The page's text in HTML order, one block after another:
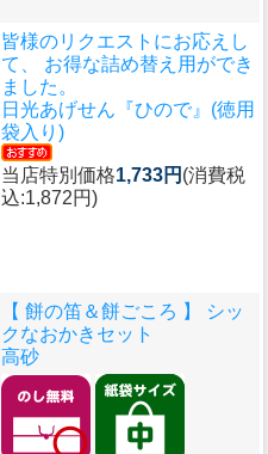
皆様のリクエストにお応えし
て、 お得な詰め替え用ができ
ました。
日光あげせん『ひので』(徳用
袋入り)
当店特別価格1,733円 (消費税
込:1,872円)
【 餅の笛＆餅ごころ 】 シッ
クなおかきセット
高砂